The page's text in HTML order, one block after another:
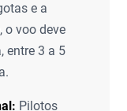
e a
o voo deve
entre 3 a 5
Pilotos